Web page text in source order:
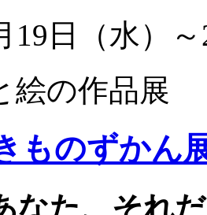
19日（水）
絵の作品展
ものずかん
なた、それ